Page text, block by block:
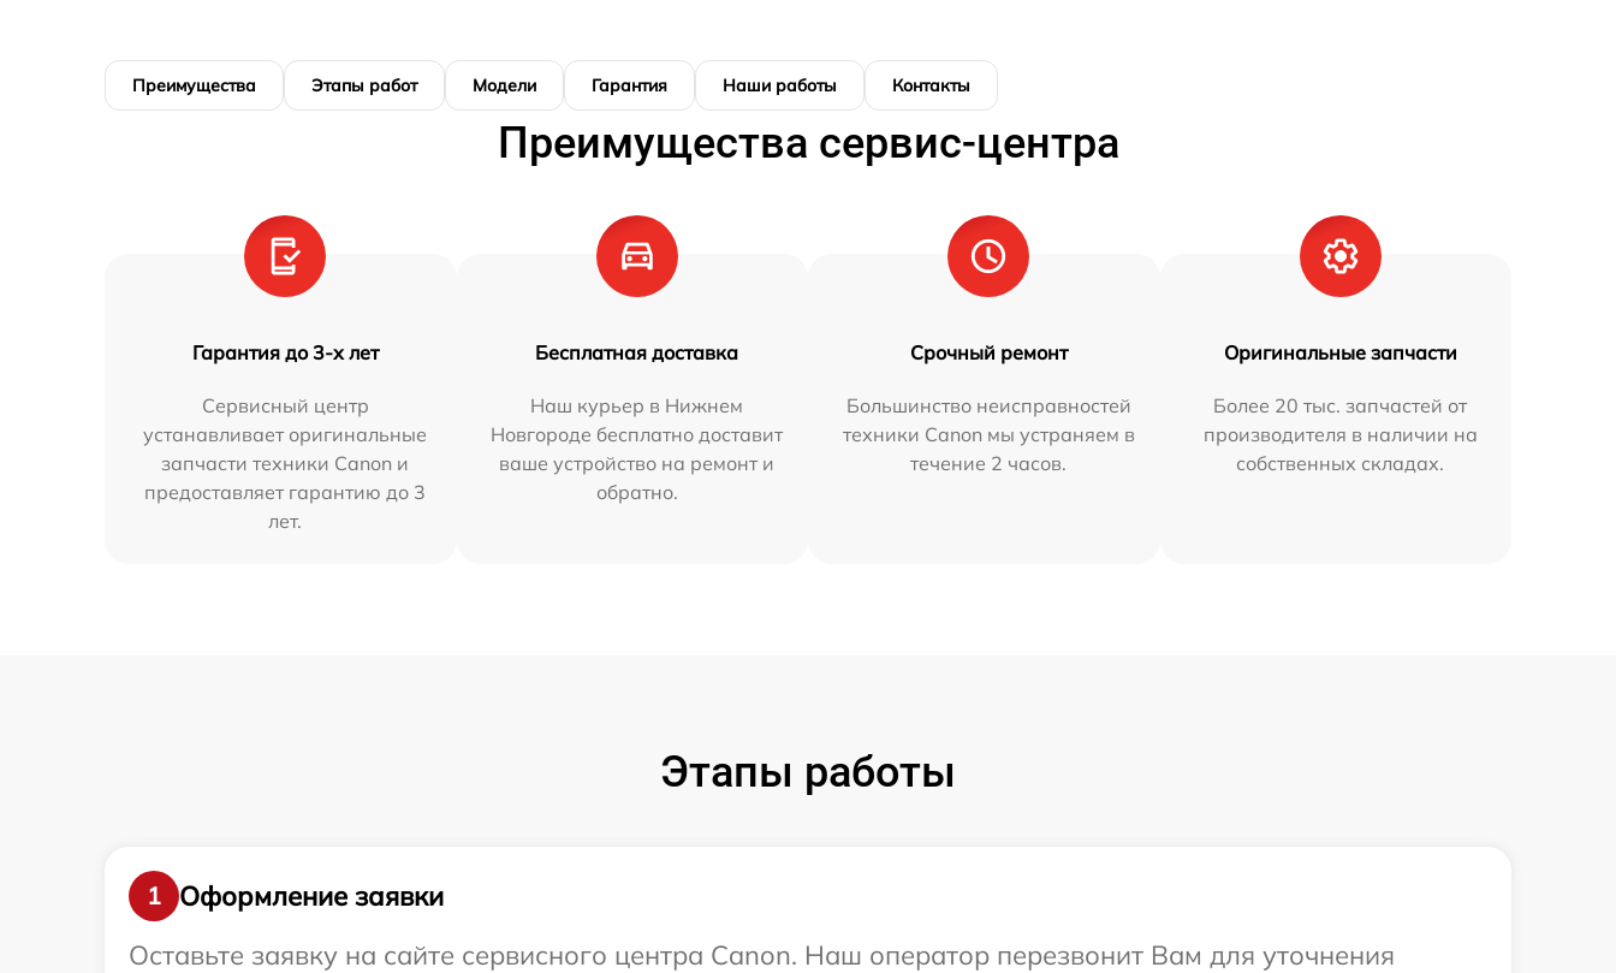
Преимущества Этапы работ Модели Гарантия Наши работы Контакты
Преимущества сервис-центра
Гарантия до 3-х лет
Сервисный центр
устанавливает оригинальные
запчасти техники Canon и
предоставляет гарантию до 3
лет.
Бесплатная доставка
Наш курьер в Нижнем
Новгороде бесплатно доставит
ваше устройство на ремонт и
обратно.
Срочный ремонт
Большинство неисправностей
техники Canon мы устраняем в
течение 2 часов.
Оригинальные запчасти
Более 20 тыс. запчастей от
производителя в наличии на
собственных складах.
Этапы работы
1
Оформление заявки
Оставьте заявку на сайте сервисного центра Canon. Наш оператор перезвонит Вам для уточнения